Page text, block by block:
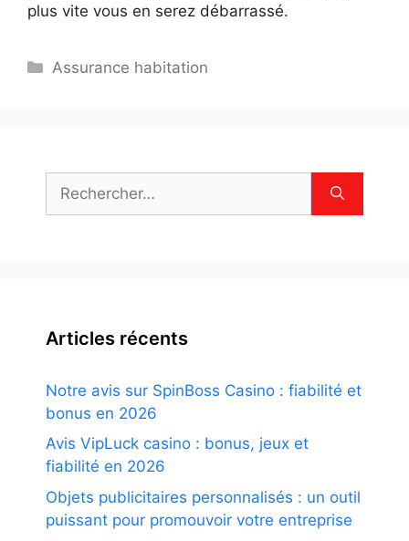
plus vite vous en serez débarrassé.
Catégories
Assurance habitation
Articles récents
Notre avis sur SpinBoss Casino : fiabilité et
bonus en 2026
Avis VipLuck casino : bonus, jeux et
fiabilité en 2026
Objets publicitaires personnalisés : un outil
puissant pour promouvoir votre entreprise